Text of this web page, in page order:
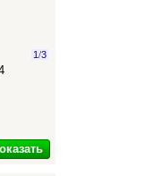
1/3